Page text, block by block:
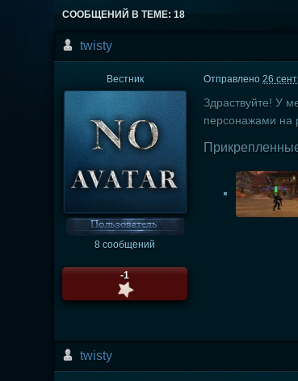
СООБЩЕНИЙ В ТЕМЕ: 18
twisty
Вестник
8 сообщений
-1
Отправлено26
Здраствуйте! У
персонажами на
twisty